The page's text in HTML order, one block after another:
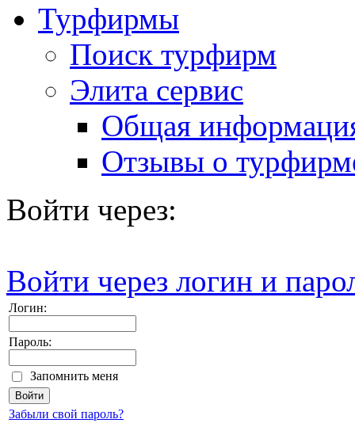
Турфирмы
Поиск турфирм
Элита сервис
Общая
Отзывы о
Войти через:
Войти через логин и
Логин:
Пароль:
Запомнить меня
Забыли свой пароль?